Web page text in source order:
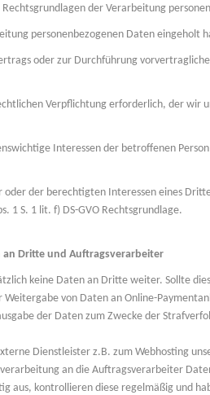
der Verarbeitung
personenbezogenen Daten eingeholt
oder zur Durchführung
Verpflichtung erforderlich, der wir
Interessen der betroffenen
der berechtigten Interessen eines
1 S. 1 lit. f) DS-GVO Rechtsgrundlage.
Dritte und Auftragsverarbeiter
keine Daten an Dritte weiter. Sollte
Weitergabe von Daten an Online-
der Daten zum Zwecke der
Dienstleister z.B. zum Webhosting
an die Auftragsverarbeiter
aus, kontrollieren diese regelmäßig und